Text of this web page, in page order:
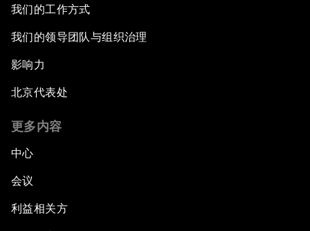
我们的工作方式
我们的领导团队与组织治理
影响力
北京代表处
更多内容
中心
会议
利益相关方